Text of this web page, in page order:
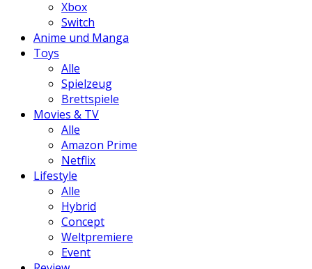
Xbox
Switch
Anime und Manga
Toys
Alle
Spielzeug
Brettspiele
Movies & TV
Alle
Amazon Prime
Netflix
Lifestyle
Alle
Hybrid
Concept
Weltpremiere
Event